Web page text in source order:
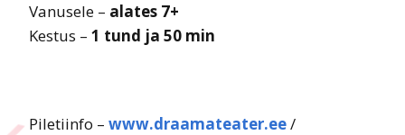
Vanusele – alates 7+
Kestus – 1 tund ja 50 min
Piletiinfo – www.draamateater.ee/